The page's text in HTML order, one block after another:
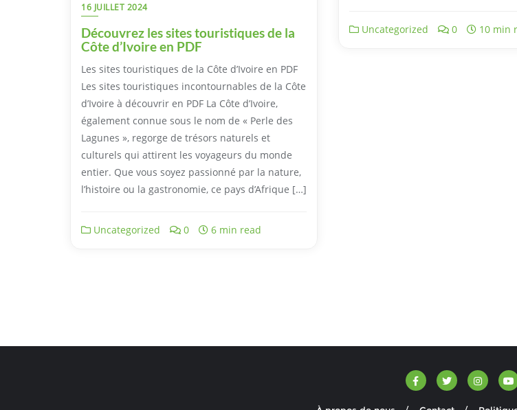
Uncategorized 0 10 min
16 JUILLET 2024
Découvrez les sites touristiques de la
Côte d’Ivoire en PDF
Les sites touristiques de la Côte d’Ivoire en PDF
Les sites touristiques incontournables de la Côte
d’Ivoire à découvrir en PDF La Côte d’Ivoire,
également connue sous le nom de « Perle des
Lagunes », regorge de trésors naturels et
culturels qui attirent les voyageurs du monde
entier. Que vous soyez passionné par la nature,
l’histoire ou la gastronomie, ce pays d’Afrique […]
Uncategorized 0 6 min read